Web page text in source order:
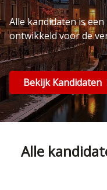
Alle kandidaten is
ontwikkeld voor de
Bekijk Kandidaten
Alle